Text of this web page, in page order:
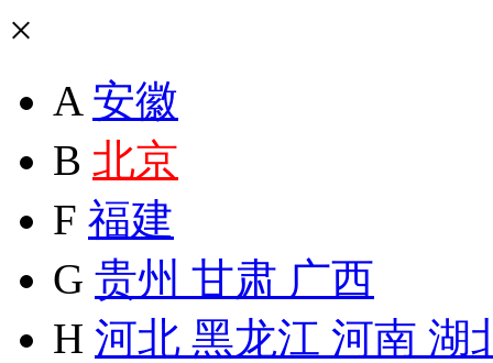
×
A 安徽
B 北京
F 福建
G 贵州 甘肃 广西
H 河北 黑龙江 河南 湖